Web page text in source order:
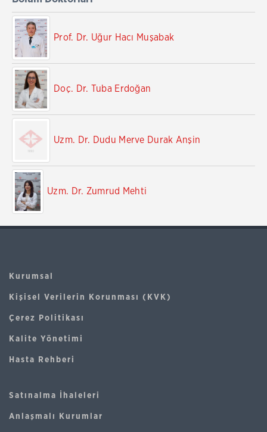
Prof. Dr. Uğur Hacı Muşabak
Doç. Dr. Tuba Erdoğan
Uzm. Dr. Dudu Merve Durak Anşin
Uzm. Dr. Zumrud Mehti
Kurumsal
Kişisel Verilerin Korunması (KVK)
Çerez Politikası
Kalite Yönetimi
Hasta Rehberi
Satınalma İhaleleri
Anlaşmalı Kurumlar